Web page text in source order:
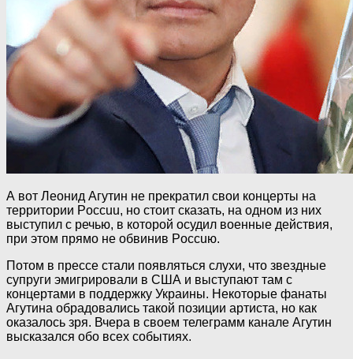
А вот Леонид Агутин не прекратил свои концерты на
территории Poccuu, но стоит сказать, на одном из них
выступил с речью, в которой осудил вoeнныe действия,
при этом прямо не обвинив Poccuю.
Потом в прессе стали появляться слухи, что звездные
супруги эмигрировали в США и выступают там с
концертами в поддержку Украины. Некоторые фанаты
Агутина обрадовались такой позиции артиста, но как
оказалось зря. Вчера в своем телеграмм канале Агутин
высказался обо всех событиях.